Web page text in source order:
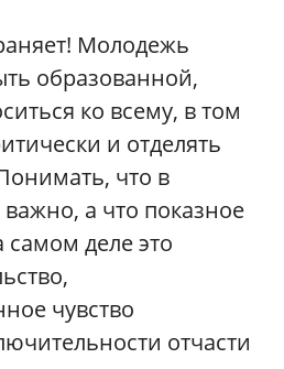
Молодежь
образованной,
ко всему, в том
и отделять
что в
важно, а что показное
деле это
чувство
отчасти